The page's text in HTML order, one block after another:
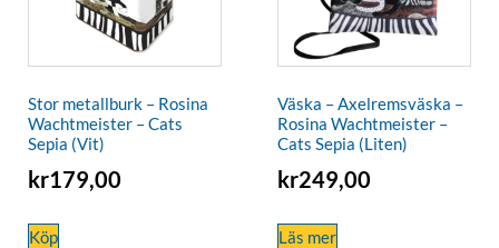
Stor metallburk – Rosina
Wachtmeister – Cats
Sepia (Vit)
kr179,00
Köp
Väska – Axelremsväska –
Rosina Wachtmeister –
Cats Sepia (Liten)
kr249,00
Läs mer